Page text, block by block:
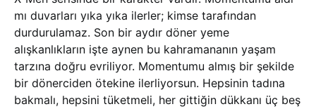
mı duvarları yıka yıka ilerler; kimse tarafından
durdurulamaz. Son bir aydır döner yeme
alışkanlıkların işte aynen bu kahramananın yaşam
tarzına doğru evriliyor. Momentumu almış bir şekilde
bir dönerciden ötekine ilerliyorsun. Hepsinin tadına
bakmalı, hepsini tüketmeli, her gittiğin dükkanı üç beş